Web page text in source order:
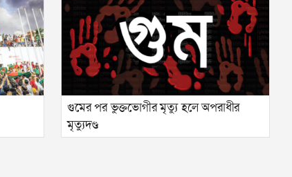
গুমের পর ভুক্তভোগীর মৃত্যু হলে অপরাধীর
মৃত্যুদণ্ড